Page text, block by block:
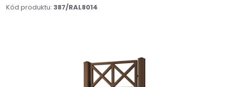
Kód produktu: 387/RAL8014